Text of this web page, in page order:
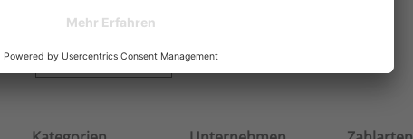
unseren Newsletter und erhalte einen 10€ Gutschein.
JETZT ANMELDEN